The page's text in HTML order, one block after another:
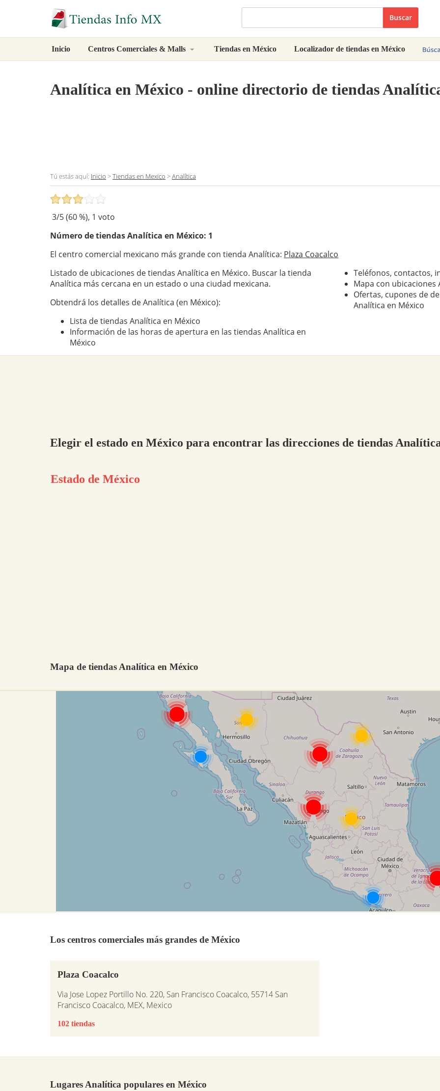
Buscar
Inicio Centros Comerciales & Malls Tiendas en México Localizador de tiendas en México
Analítica en México - online directorio de tiendas
Tú estás aquí: Inicio >Tiendas en Mexico >Analítica
3/5 (60%), 1 voto
Número de tiendasAnalítica en México: 1
El centro comercial mexicano más grande con tienda Analítica: Plaza Coacalco
Listado de ubicaciones de tiendas Analítica en México. Buscar la tienda
Analítica más cercana en un estado o una ciudad mexicana.
Obtendrá los detalles de Analítica (en México):
Lista de tiendas Analítica en México
Información de las horas de apertura en las tiendas Analítica en
México
Teléfonos, contactos,
Mapa con ubicaciones
Ofertas, cupones de
Analítica en México
Elegir el estado en México para encontrar las direcciones de tiendas
Estado de México
Mapa de tiendas Analítica en México
Los centros comerciales más grandes de México
Plaza Coacalco
Via Jose Lopez Portillo No. 220, San Francisco Coacalco, 55714 San
Francisco Coacalco, MEX, Mexico
102 tiendas
Lugares Analítica populares en México